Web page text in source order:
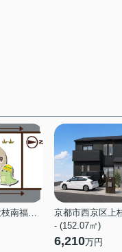
京都市西京区大枝南福西町２丁目
- (152.07㎡)
6,210万円